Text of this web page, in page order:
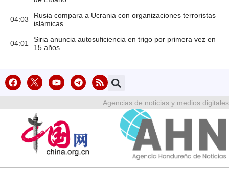
04:03
Rusia compara a Ucrania con organizaciones terroristas
islámicas
04:01
Siria anuncia autosuficiencia en trigo por primera vez en
15 años
Agencias de noticias y medios digitales